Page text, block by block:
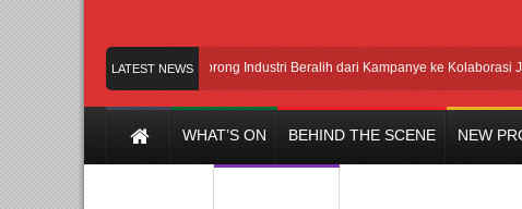
LATEST NEWS
APMF 2026 Dorong Industri Beralih dari Kampanye ke Kolaborasi Jangka
WHAT’S ON BEHIND THE SCENE NEW